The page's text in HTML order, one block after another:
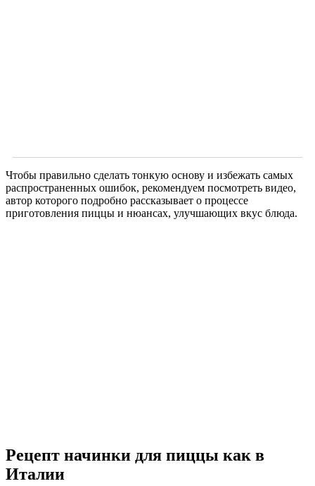
Чтобы правильно сделать тонкую основу и избежать самых
распространенных ошибок, рекомендуем посмотреть видео,
автор которого подробно рассказывает о процессе
приготовления пиццы и нюансах, улучшающих вкус блюда.
Рецепт начинки для пиццы как в
Италии